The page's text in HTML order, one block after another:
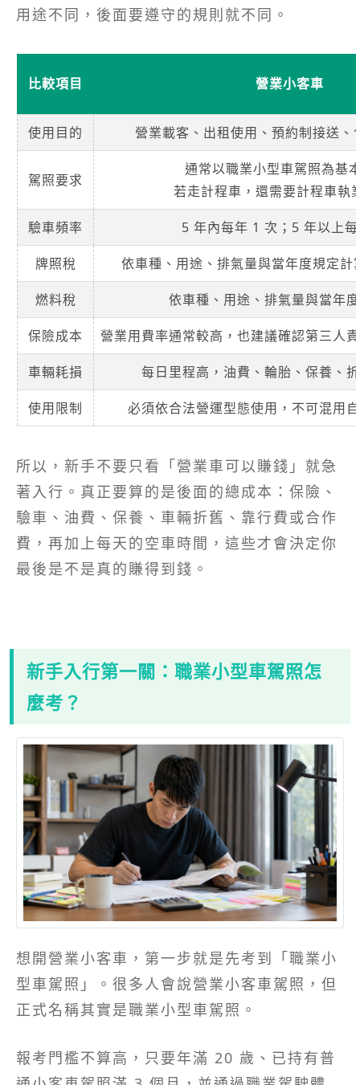
用途不同，後面要遵守的規則就不同。
比較項目 營業小客車
使用目的 營業載客、出租使用、預約制接送、
駕照要求
通常以職業小型車駕照為基
若走計程車，還需要計程車執
驗車頻率 5 年內每年 1 次；5 年以上
牌照稅 依車種、用途、排氣量與當年度規定計
燃料稅 依車種、用途、排氣量與當年
保險成本 營業用費率通常較高，也建議確認第三人
車輛耗損 每日里程高，油費、輪胎、保養、
使用限制 必須依合法營運型態使用，不可混用
所以，新手不要只看「營業車可以賺錢」就急
著入行。真正要算的是後面的總成本：保險、
驗車、油費、保養、車輛折舊、靠行費或合作
費，再加上每天的空車時間，這些才會決定你
最後是不是真的賺得到錢。
新手入行第一關：職業小型車駕照怎
麼考？
想開營業小客車，第一步就是先考到「職業小
型車駕照」。很多人會說營業小客車駕照，但
正式名稱其實是職業小型車駕照。
報考門檻不算高，只要年滿 20 歲、已持有普